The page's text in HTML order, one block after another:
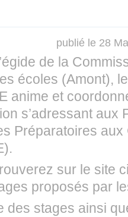
publié le 28
de la
écoles (Amont),
anime et
s’adressant aux
Préparatoires
sur le site
proposés par
des stages ainsi